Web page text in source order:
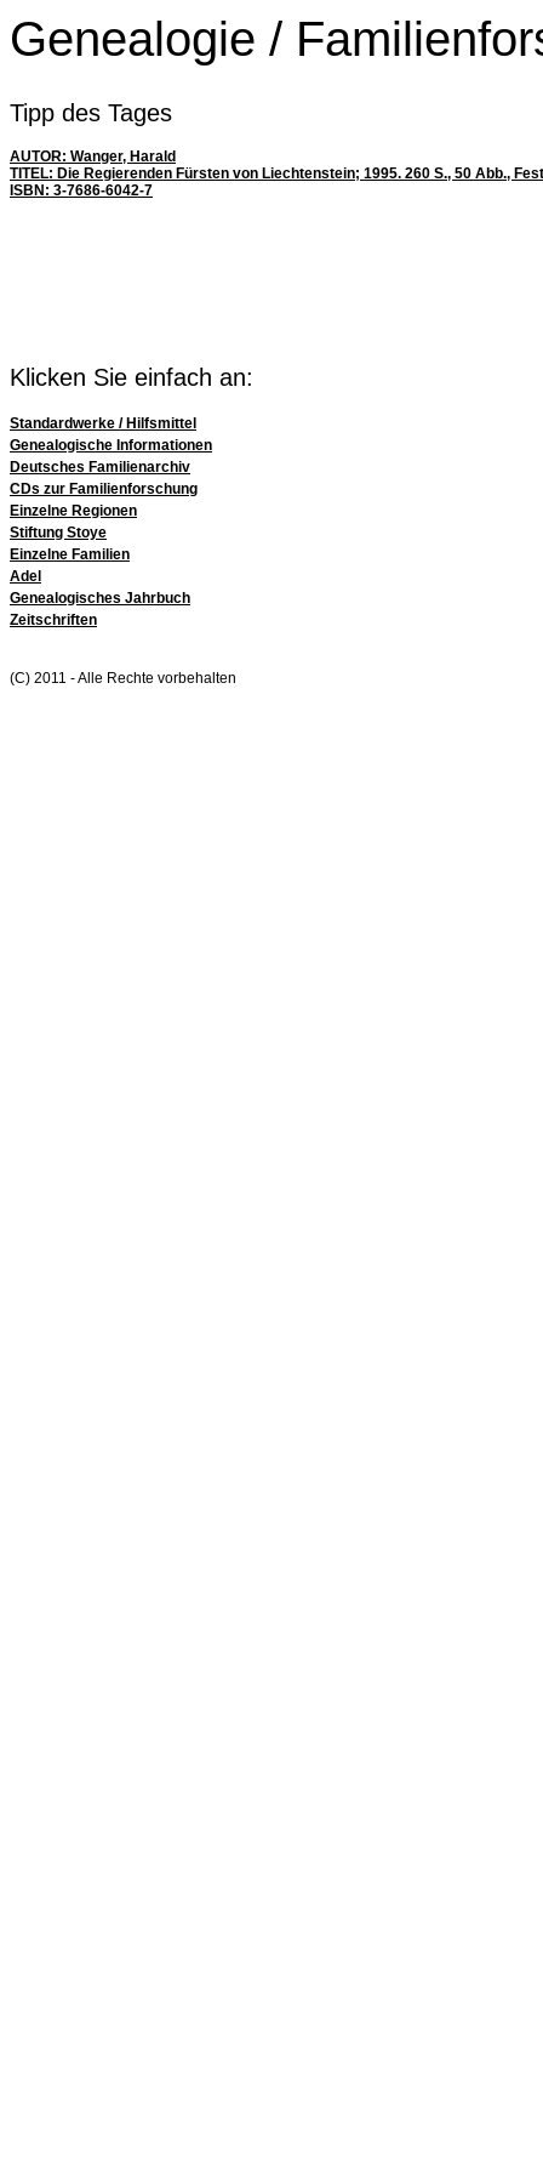
Genealogie /
Tipp des Tages
AUTOR: Wanger, Harald
TITEL: Die Regierenden Fürsten von Liechtenstein; 1995. 260 S., 50 Abb.,
ISBN: 3-7686-6042-7
Klicken Sie einfach an:
Standardwerke / Hilfsmittel
Genealogische Informationen
Deutsches Familienarchiv
CDs zur Familienforschung
Einzelne Regionen
Stiftung Stoye
Einzelne Familien
Adel
Genealogisches Jahrbuch
Zeitschriften
(C) 2011 - Alle Rechte vorbehalten